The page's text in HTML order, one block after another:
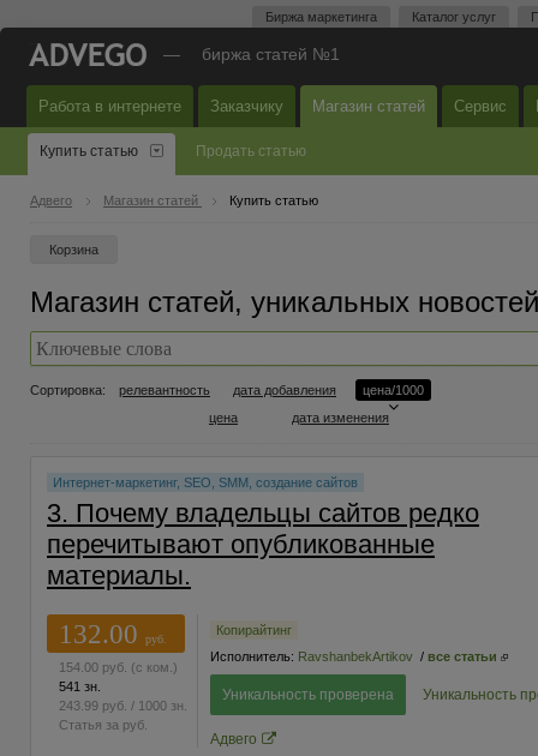
Биржа маркетинга Каталог услуг
— биржа статей №1
Работа в интернете Заказчику Магазин статей Сервис
Купить статью Продать статью
Адвего Магазин статей Купить статью
Корзина
Магазин статей, уникальных
Сортировка: релевантность
дата добавления
цена
цена/1000
дата изменения
Интернет-маркетинг, SEO, SMM, создание сайтов
3. Почему владельцы сайтов редко
перечитывают опубликованные
материалы.
132.00
руб.
154.00 руб. (с ком.)
541 зн.
243.99 руб. / 1000 зн.
Статья за руб.
Копирайтинг
Исполнитель: RavshanbekArtikov / все статьи
Уникальность проверена Уникальность
Адвего